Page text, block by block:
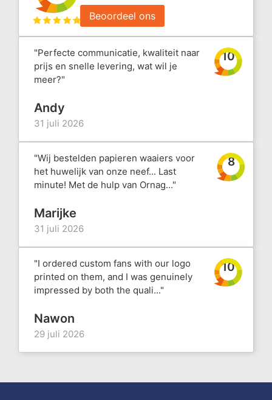
Beoordeel ons
"Perfecte communicatie, kwaliteit naar
prijs en snelle levering, wat wil je
meer?"
10
Andy
31 juli 2026
"Wij bestelden papieren waaiers voor
het huwelijk van onze neef... Last
minute! Met de hulp van Ornag..."
8
Marijke
31 juli 2026
"I ordered custom fans with our logo
printed on them, and I was genuinely
impressed by both the quali..."
10
Nawon
29 juli 2026